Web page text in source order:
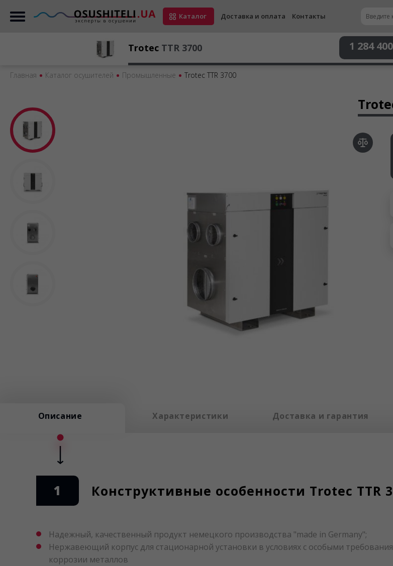
Каталог Доставка и оплата Контакты
Главная Каталог осушителей Промышленные Trotec TTR 3700
Trotec TTR 3700 1 284 400
Описание Характеристики Доставка и гарантия
1 Конструктивные особенности Trotec TTR
Надежный, качественный продукт немецкого производства "made in Germany";
Нержавеющий корпус для стационарной установки в условиях с особыми
коррозии металлов